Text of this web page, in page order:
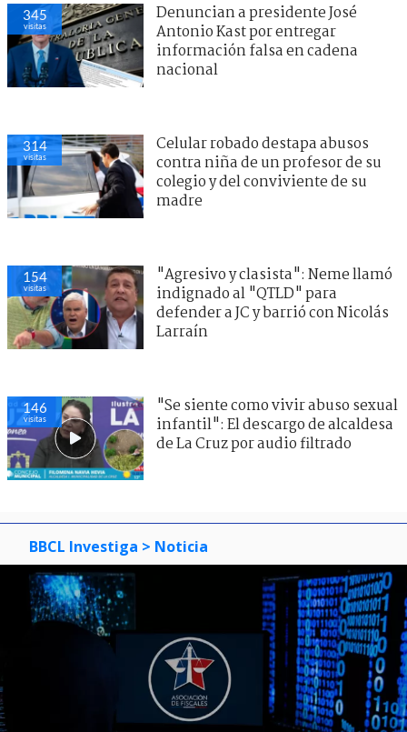
345
visitas
Denuncian a presidente José
Antonio Kast por entregar
información falsa en cadena
nacional
314
visitas
Celular robado destapa abusos
contra niña de un profesor de su
colegio y del conviviente de su
madre
154
visitas
"Agresivo y clasista": Neme llamó
indignado al "QTLD" para
defender a JC y barrió con Nicolás
Larraín
146
visitas
"Se siente como vivir abuso sexual
infantil": El descargo de alcaldesa
de La Cruz por audio filtrado
BBCL Investiga > Noticia